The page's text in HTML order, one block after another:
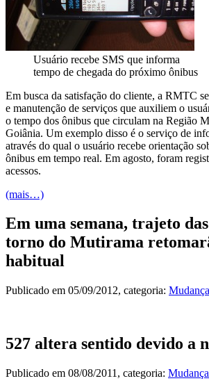
Usuário recebe SMS que informa
tempo de chegada do próximo ônibus
Em busca da satisfação do cliente, a RMTC
e manutenção de serviços que auxiliem o
o tempo dos ônibus que circulam na Região
Goiânia. Um exemplo disso é o serviço de
através do qual o usuário recebe orientação
ônibus em tempo real. Em agosto, foram
acessos.
(mais…)
Em uma semana, trajeto
torno do Mutirama
habitual
Publicado em 05/09/2012, categoria:
527 altera sentido devido a
Publicado em 08/08/2011 , categoria: